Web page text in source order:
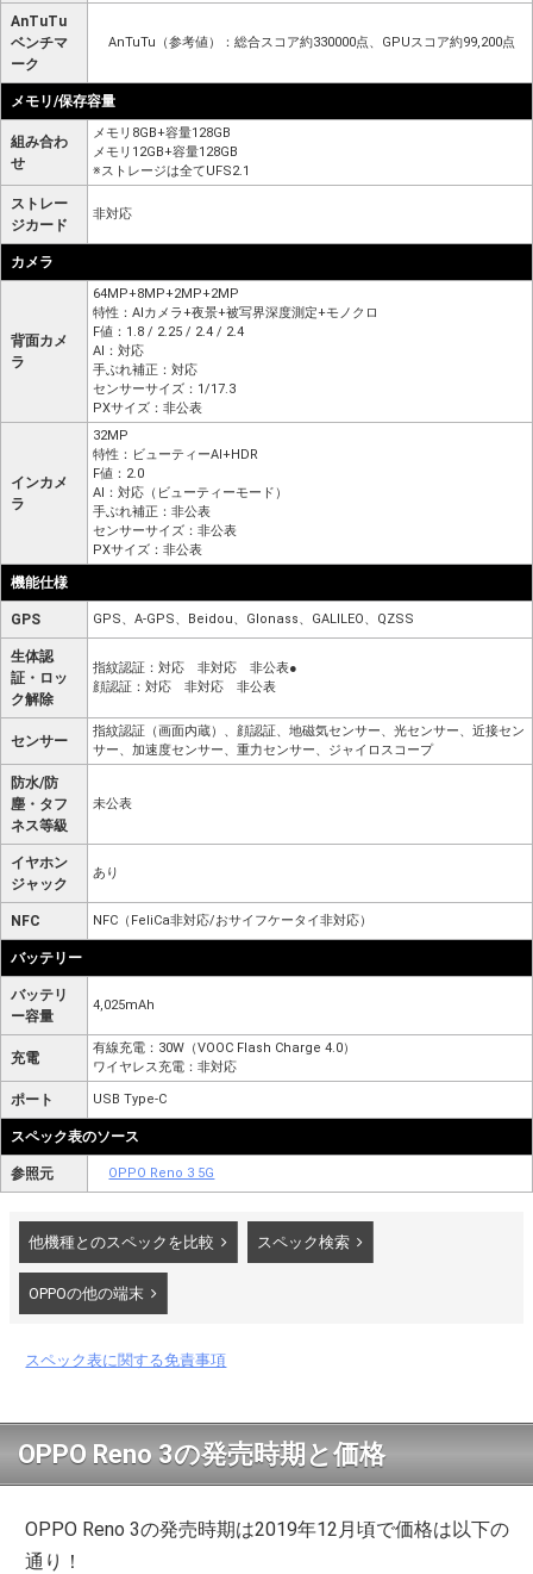
AnTuTu
ベンチマ
ーク
AnTuTu（参考値）：総合スコア約330000点、GPUスコア約99,200点
メモリ/保存容量
組み合わ
せ
メモリ8GB+容量128GB
メモリ12GB+容量128GB
※ストレージは全てUFS2.1
ストレー
ジカード
非対応
カメラ
背面カメ
ラ
64MP+8MP+2MP+2MP
特性：AIカメラ+夜景+被写界深度測定+モノクロ
F値：1.8 / 2.25 / 2.4 / 2.4
AI：対応
手ぶれ補正：対応
センサーサイズ：1/17.3
PXサイズ：非公表
インカメ
ラ
32MP
特性：ビューティーAI+HDR
F値：2.0
AI：対応（ビューティーモード）
手ぶれ補正：非公表
センサーサイズ：非公表
PXサイズ：非公表
機能仕様
GPS GPS、A-GPS、Beidou、Glonass、GALILEO、QZSS
生体認
証・ロッ
ク解除
指紋認証：対応 非対応 非公表●
顔認証：対応 非対応 非公表
センサー
指紋認証（画面内蔵）、顔認証、地磁気センサー、光センサー、近接セン
サー、加速度センサー、重力センサー、ジャイロスコープ
防水/防
塵・タフ
ネス等級
未公表
イヤホン
ジャック
あり
NFC NFC（FeliCa非対応/おサイフケータイ非対応）
バッテリー
バッテリ
ー容量
4,025mAh
充電
有線充電：30W（VOOC Flash Charge 4.0）
ワイヤレス充電：非対応
ポート USB Type-C
スペック表のソース
参照元 OPPO Reno 3 5G
他機種とのスペックを比較 スペック検索
OPPOの他の端末
スペック表に関する免責事項
OPPO Reno 3の発売時期と価格
OPPO Reno 3の発売時期は2019年12月頃で価格は以下の
通り！